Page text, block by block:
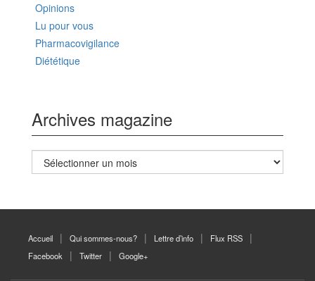
Opinions
Lu pour vous
Pharmacovigilance
Diététique
Archives magazine
Archives
magazine
Accueil Qui sommes-nous? Lettre d’info
Flux RSS
Facebook
Twitter Google+